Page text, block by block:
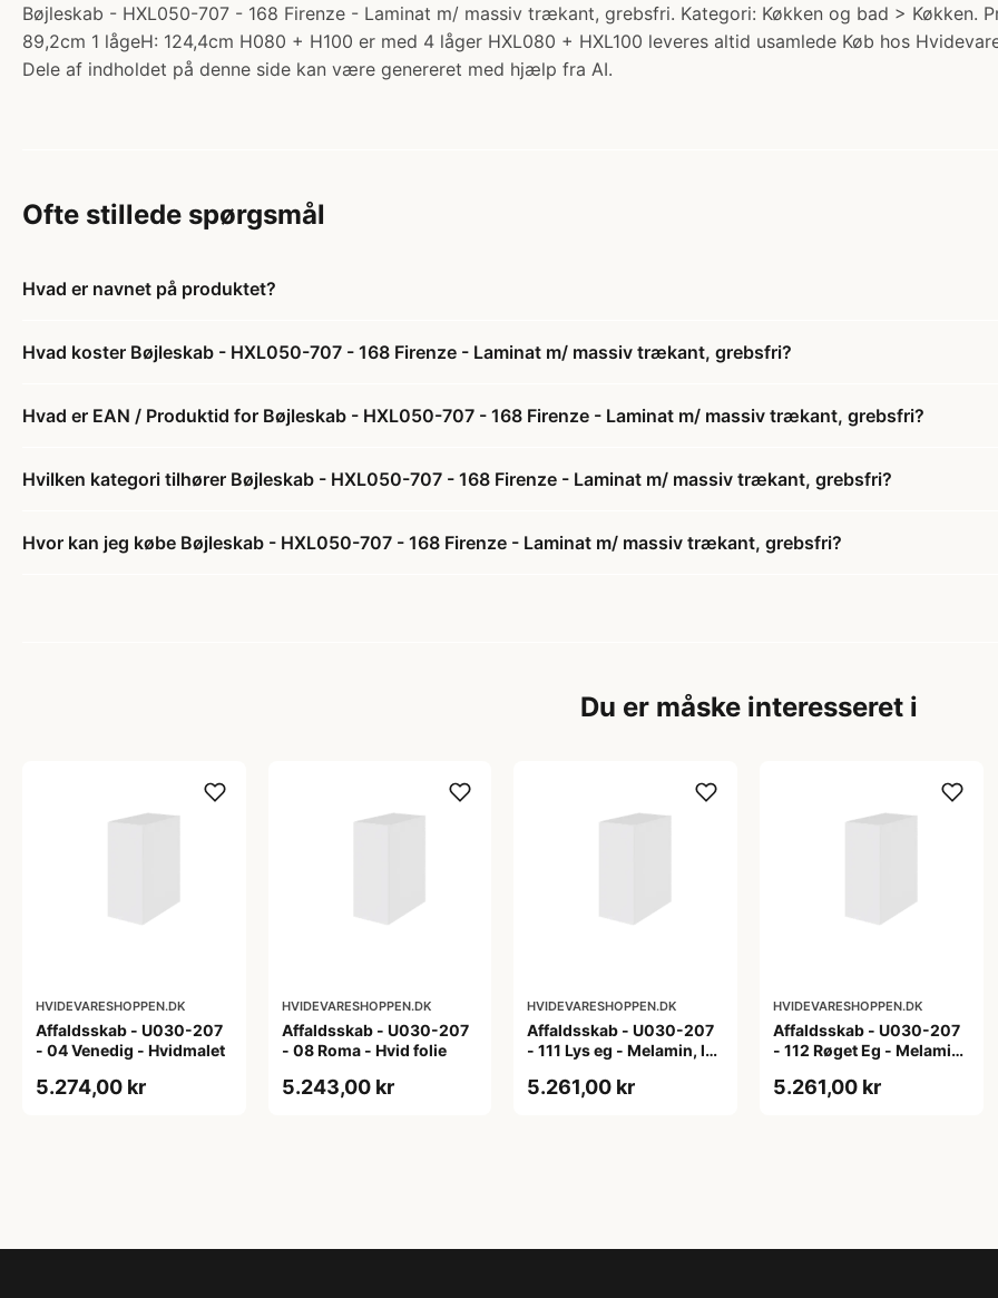
Bøjleskab - HXL050-707 - 168 Firenze - Laminat m/ massiv trækant, grebsfri. Kategori: Køkken og bad > Køkken.
89,2cm 1 lågeH: 124,4cm H080 + H100 er med 4 låger HXL080 + HXL100 leveres altid usamlede Køb hos
Dele af indholdet på denne side kan være genereret med hjælp fra AI.
Ofte stillede spørgsmål
Hvad er navnet på produktet?
Hvad koster Bøjleskab - HXL050-707 - 168 Firenze - Laminat m/ massiv trækant, grebsfri?
Hvad er EAN / Produktid for Bøjleskab - HXL050-707 - 168 Firenze - Laminat m/ massiv trækant, grebsfri?
Hvilken kategori tilhører Bøjleskab - HXL050-707 - 168 Firenze - Laminat m/ massiv trækant, grebsfri?
Hvor kan jeg købe Bøjleskab - HXL050-707 - 168 Firenze - Laminat m/ massiv trækant, grebsfri?
Du er måske interesseret i
HVIDEVARESHOPPEN.DK
Affaldsskab - U030-207
- 04 Venedig - Hvidmalet
5.274,00 kr
HVIDEVARESHOPPEN.DK
Affaldsskab - U030-207
- 08 Roma - Hvid folie
5.243,00 kr
HVIDEVARESHOPPEN.DK
Affaldsskab - U030-207
- 111 Lys eg - Melamin, lys
5.261,00 kr
HVIDEVARESHOPPEN.DK
Affaldsskab - U030-207
- 112 Røget Eg - Melamin,
5.261,00 kr